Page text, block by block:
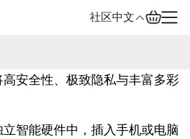
社区中文
倾心打造的一款面向未来的便
安全性、极致隐私与丰富多彩
智能硬件中，插入手机或电脑